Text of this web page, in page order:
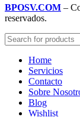
BPOSV.COM –
reservados.
Home
Servicios
Contacto
Sobre
Blog
Wishlist